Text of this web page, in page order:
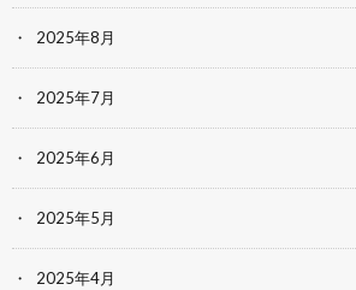
2025年8月
2025年7月
2025年6月
2025年5月
2025年4月